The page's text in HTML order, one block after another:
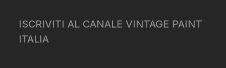
ISCRIVITI AL CANALE VINTAGE PAINT
ITALIA